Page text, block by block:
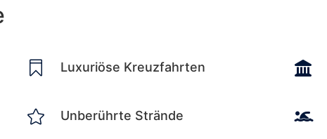
 Luxuriöse Kreuzfahrten
 Unberührte Strände

